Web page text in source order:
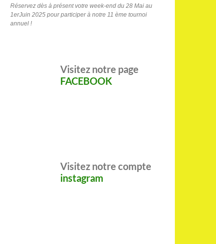
Réservez dès à présent votre week-end du 28 Mai au
1erJuin 2025 pour participer à notre 11 ème tournoi
annuel !
Visitez notre page
FACEBOOK
Visitez notre compte
instagram